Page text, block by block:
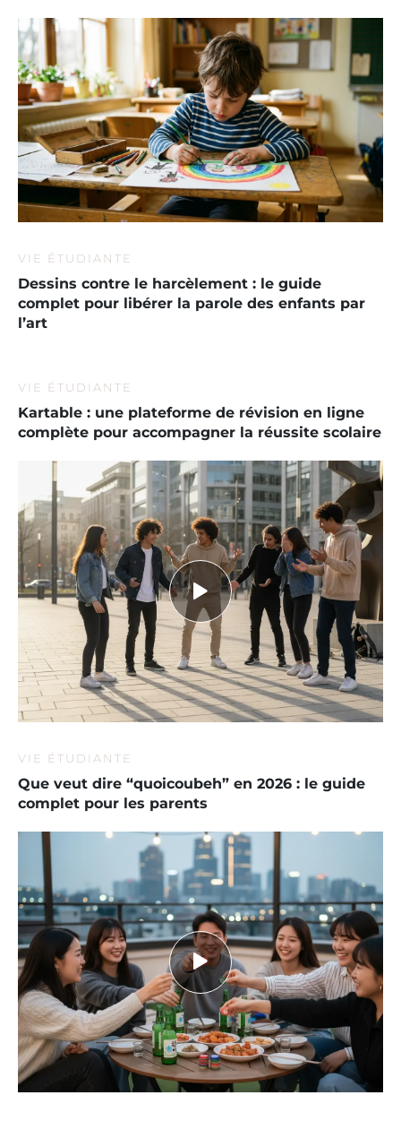
VIE ÉTUDIANTE
Dessins contre le harcèlement : le guide
complet pour libérer la parole des enfants par
l’art
VIE ÉTUDIANTE
Kartable : une plateforme de révision en ligne
complète pour accompagner la réussite scolaire
VIE ÉTUDIANTE
Que veut dire “quoicoubeh” en 2026 : le guide
complet pour les parents